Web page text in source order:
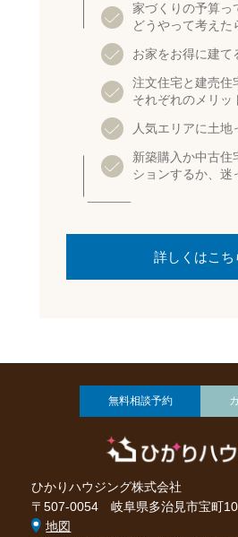
家づくりの予算っ
どうやって考えた
お家をお得に建て
注文住宅と建売住
それぞれのメリッ
人気エリアに土地
新築購入か中古住
ションするか、迷
詳しくはこち
ひかりハウジング株式会社
〒507-0054 岐阜県多治見市宝町
地図
無料相談予約